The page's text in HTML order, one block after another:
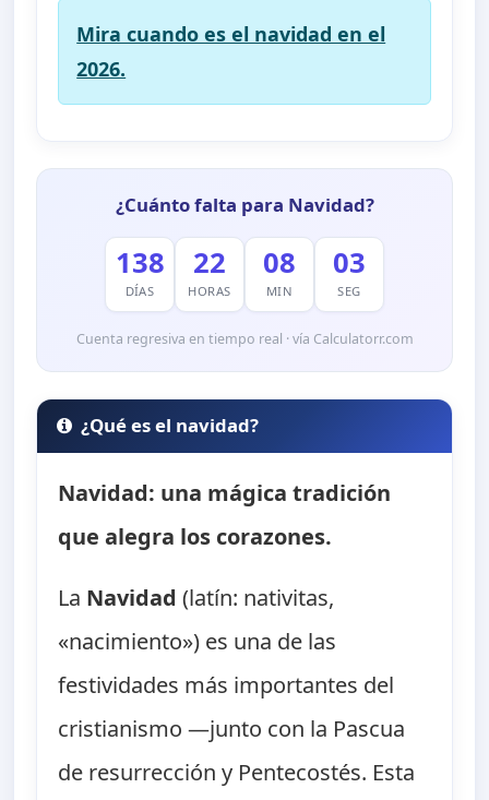
Mira cuando es el navidad en el
2026.
¿Cuánto falta para Navidad?
138
DÍAS
22
HORAS
08
MIN
02
SEG
Cuenta regresiva en tiempo real · vía Calculatorr.com
¿Qué es el navidad?
Navidad: una mágica tradición
que alegra los corazones.
La Navidad(latín: nativitas,
«nacimiento») es una de las
festividades más importantes del
cristianismo —junto con la Pascua
de resurrección y Pentecostés. Esta